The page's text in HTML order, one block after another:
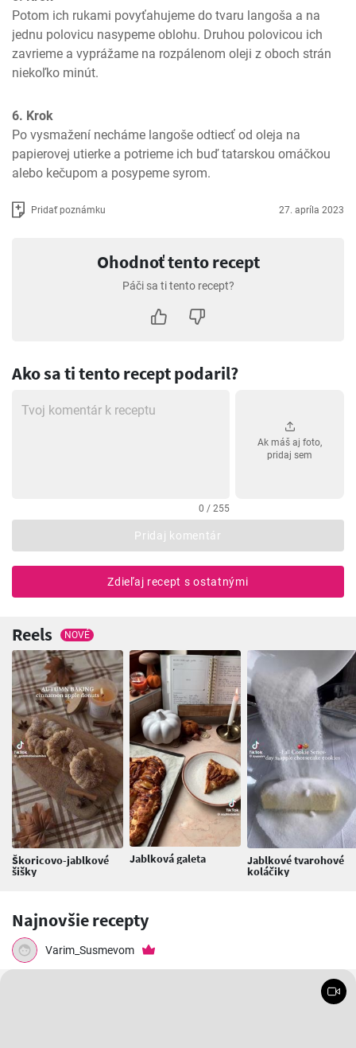
Potom ich rukami povyťahujeme do tvaru langoša a na
jednu polovicu nasypeme oblohu. Druhou polovicou ich
zavrieme a vyprážame na rozpálenom oleji z oboch strán
niekoľko minút.
6. Krok
Po vysmažení necháme langoše odtiecť od oleja na
papierovej utierke a potrieme ich buď tatarskou omáčkou
alebo kečupom a posypeme syrom.
Pridať poznámku 27. apríla 2023
Ohodnoť tento recept
Páči sa ti tento recept?
Ako sa ti tento recept podaril?
0 / 255
Ak máš aj foto,
pridaj sem
Pridaj komentár
Zdieľaj recept s ostatnými
Reels NOVÉ
Škoricovo-jablkové
šišky
Jablková galeta Jablkové tvarohové
koláčiky
Najnovšie recepty
Varim_Susmevom